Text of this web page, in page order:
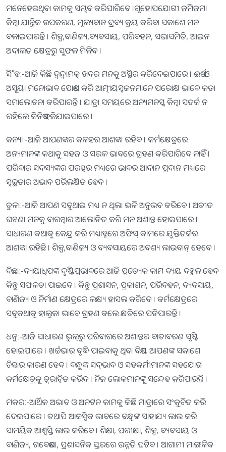
ମନେହେଉଥିବା କାମକୁ ସମ୍ଭବ କରିପାରିବେ ।ଗୃହୋପଯୋଗୀ ଜମିଜମା
କିମ୍ବା ଯାନ୍ତ୍ରିକ ଉପକରଣ, ମୂଲ୍ୟବାନ ଦ୍ରବ୍ୟ କ୍ରୟ କରିବା ସକାଶେ ମନ
ବଳାଇପାରନ୍ତି । ଶିଳ୍ପ,ବାଣିଜ୍ୟ,ବ୍ୟବସାୟ, ପରିବହନ, ସଭାସମିତି, ଆଇନ
ଅଦାଲତ କ୍ଷେତ୍ରରୁ ସୁଫଳ ମିଳିବ ।
ସି˚ହ:-ଆଜି କିଛି ଦ୍ୱନ୍ଦ୍ୱାମତ୍କ ଖବର ମନକୁ ଅସ୍ଥିର କରିଦେଇପାରେ । ଈର୍ଷା ଓ
ଅସୂୟା ମନୋଭାବ ପୋଷଣ କରି ଆତ୍ମୀୟସ୍ବଜନମାନେ ପରୋକ୍ଷ ଭାବେ କଡା
ସମାଲୋଚନା କରିପାରନ୍ତି । ଯାତ୍ରା ସମୟରେ ଅନ୍ୟମନସ୍କ କିମ୍ବା ସତର୍କ ନ
ରହିଲେ ଜିନିଷ ହଜିଯାଇପାରେ ।
କନ୍ୟା:-ଆଜି ଆପଣଙ୍କର କଳହର ଆଶଙ୍କା ରହିବ । କର୍ମକ୍ଷେତ୍ରରେ
ଅନ୍ୟମାନଙ୍କ କଥାକୁ ସହଜ ଓ ସରଳ ଭାବରେ ଗ୍ରହଣ କରିପାରିବେ ନାହିଁ ।
ପରିବାର ସଦସ୍ୟଙ୍କର ପରସ୍ପର ମଧ୍ୟରେ ଭାବର ଆଦାନ ପ୍ରଦାନ ମଧ୍ୟରେ
ସ୍ବଚ୍ଛତାର ଅଭାବ ପରିଲକ୍ଷିତ ହେବ ।
ତୁଳା:-ଆଜି ଆପଣ ସବୁଥାଇ ମଧ୍ୟ ନ ଥିଲା ଭଳି ଅନୁଭବ କରିବେ । ଅତୀତ
ଘଟଣା ମନକୁ ବାରମ୍ବାର ଆଲୋଡିତ କରି ମନ ଅଶାନ୍ତ ହୋଇପାରେ ।
ସାଧାରଣ କଥାକୁ କେନ୍ଦ୍ର କରି ମଧ୍ୟାହ୍ନରେ ଅଫିସ୍‌ କାମରେ ଯୁକ୍ତିତର୍କର
ଆଶଙ୍କା ରହିଛି । ଶିଳ୍ପ,ବାଣିଜ୍ୟ ଓ ବ୍ୟବସାୟରେ ଅବଶ୍ୟ ଲାଭବାନ୍‌ ହେବେ ।
ବିଛା:-ବ୍ୟୟାଧିପଙ୍କ ଦୃଷ୍ଟିପ୍ରଭାବରେ ଆଜି ପ୍ରତ୍ୟେକ କାମ ବ୍ୟୟ ବହୁଳ ହେବ
କିନ୍ତୁ ସଫଳତା ପାଇବେ । କିନ୍ତୁ ପ୍ରଶାସନ, ପ୍ରକାଶନ, ପରିବହନ, ବ୍ୟବସାୟ,
ବାଣିଜ୍ୟ ଓ ନିର୍ମାଣ କ୍ଷେତ୍ରରେ ଲକ୍ଷ୍ୟ ହାସଲ କରିବେ । କର୍ମକ୍ଷେତ୍ରରେ
ସବୁକଥାକୁ ହାଲୁକା ଭାବେ ଗ୍ରହଣ କଲେ କ୍ଷତିରେ ପଡିପାରନ୍ତି ।
ଧନୁ:-ଆଜି ସାଧାରଣ ଭୁଲ୍‌ରୁ ପରିବାରରେ ଅଶାନ୍ତର ବାତାବରଣ ସୃଷ୍ଟି
ହୋଇପାରେ । ଖର୍ଚ୍ଚଭାର ବୃଦ୍ଧି ପାଇବାକୁ ଥିବା ବିଷୟ ଆପଣଙ୍କ ସକାଶେ
ଚିନ୍ତାର କାରଣ ହେବ । ବନ୍ଧୁଙ୍କ ସଦ୍‌ଭାବ ଓ ସହକର୍ମୀମାନଙ୍କ ସହଯୋଗ
କର୍ମକ୍ଷେତ୍ରକୁ ତ୍ୱରାନ୍ବିତ କରିବ । ନିଜ ଲୋକମାନଙ୍କୁ ସନ୍ଦେହ କରିପାରନ୍ତି ।
ମକର:-ଆର୍ଥିକ ଅଭାବ ଓ ଅନଟନ କାମକୁ କିଛି ମାତ୍ରାରେ ସଂକୁଚିତ କରି
ଦେଇପାରେ । ତଥାପି ଆକସ୍ମିକ ଭାବରେ ବନ୍ଧୁଙ୍କ ସାହାଯ୍ୟ ଲାଭ କରି
ସାମୟିକ ଆଶ୍ୱସ୍ତି ଲାଭ କରିବେ । ଶିକ୍ଷା, ପରୀକ୍ଷା, ଶିଳ୍ପ, ବ୍ୟବସାୟ ଓ
ବାଣିଜ୍ୟ, ଗବେଷଣା, ପ୍ରଶାସନିକ ସ୍ତରରେ ଉନ୍ନତି ଘଟିବ । ଆଗାମୀ ମାଙ୍ଗଳିକ